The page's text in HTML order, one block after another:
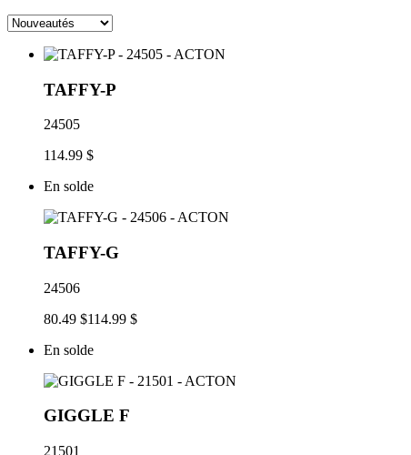
TAFFY-P
24505
114.99 $
En solde
TAFFY-G
24506
80.49 $114.99 $
En solde
GIGGLE F
21501